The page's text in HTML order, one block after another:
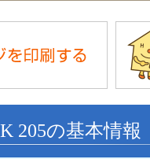
205の基本情報